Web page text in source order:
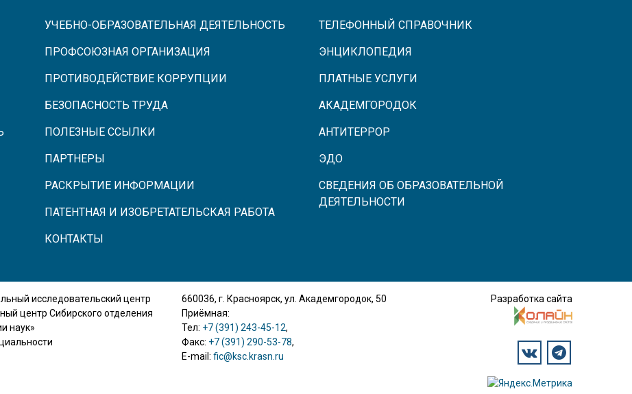
УЧЕБНО-ОБРАЗОВАТЕЛЬНАЯ ДЕЯТЕЛЬНОСТЬ
ПРОФСОЮЗНАЯ ОРГАНИЗАЦИЯ
ПРОТИВОДЕЙСТВИЕ КОРРУПЦИИ
БЕЗОПАСНОСТЬ ТРУДА
ПОЛЕЗНЫЕ ССЫЛКИ
ПАРТНЕРЫ
РАСКРЫТИЕ ИНФОРМАЦИИ
ПАТЕНТНАЯ И ИЗОБРЕТАТЕЛЬСКАЯ РАБОТА
КОНТАКТЫ
ТЕЛЕФОННЫЙ СПРАВОЧНИК
ЭНЦИКЛОПЕДИЯ
ПЛАТНЫЕ УСЛУГИ
АКАДЕМГОРОДОК
АНТИТЕРРОР
ЭДО
СВЕДЕНИЯ ОБ ОБРАЗОВАТЕЛЬНОЙ
ДЕЯТЕЛЬНОСТИ
исследовательский центр
центр Сибирского отделения
наук»
660036, г. Красноярск, ул. Академгородок, 50
Приёмная:
Тел: +7 (391) 243-45-12,
Факс: +7 (391) 290-53-78,
E-mail: fic@ksc.krasn.ru
Разработка сайта